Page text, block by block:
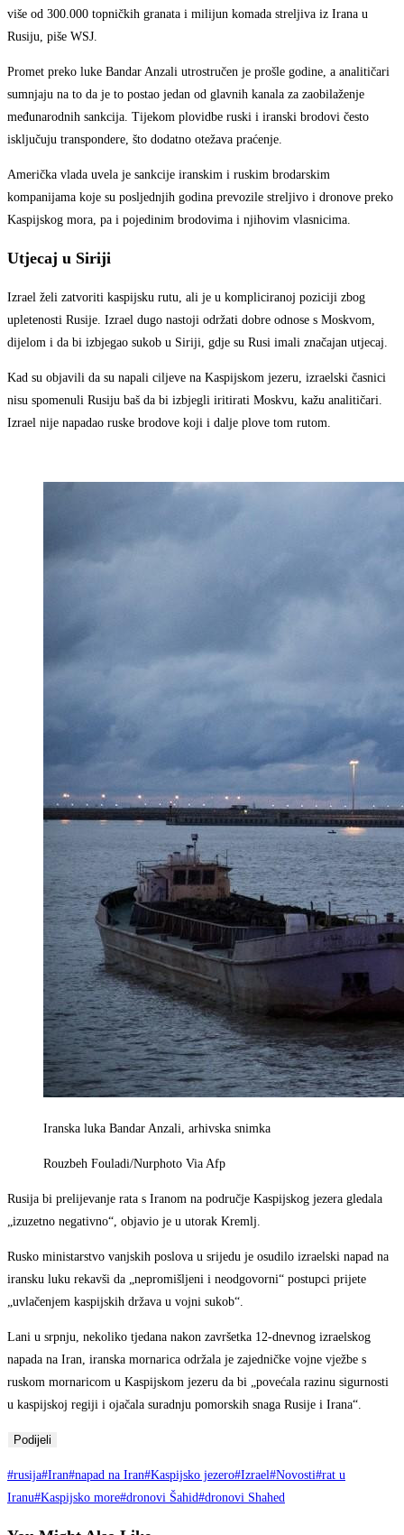
više od 300.000 topničkih granata i milijun komada streljiva iz Irana u
Rusiju, piše WSJ.
Promet preko luke Bandar Anzali utrostručen je prošle godine, a analitičari
sumnjaju na to da je to postao jedan od glavnih kanala za zaobilaženje
međunarodnih sankcija. Tijekom plovidbe ruski i iranski brodovi često
isključuju transpondere, što dodatno otežava praćenje.
Američka vlada uvela je sankcije iranskim i ruskim brodarskim
kompanijama koje su posljednjih godina prevozile streljivo i dronove preko
Kaspijskog mora, pa i pojedinim brodovima i njihovim vlasnicima.
Utjecaj u Siriji
Izrael želi zatvoriti kaspijsku rutu, ali je u kompliciranoj poziciji zbog
upletenosti Rusije. Izrael dugo nastoji održati dobre odnose s Moskvom,
dijelom i da bi izbjegao sukob u Siriji, gdje su Rusi imali značajan utjecaj.
Kad su objavili da su napali ciljeve na Kaspijskom jezeru, izraelski časnici
nisu spomenuli Rusiju baš da bi izbjegli iritirati Moskvu, kažu analitičari.
Izrael nije napadao ruske brodove koji i dalje plove tom rutom.
Iranska luka Bandar Anzali, arhivska snimka
Rouzbeh Fouladi/Nurphoto Via Afp
Rusija bi prelijevanje rata s Iranom na područje Kaspijskog jezera gledala
„izuzetno negativno“, objavio je u utorak Kremlj.
Rusko ministarstvo vanjskih poslova u srijedu je osudilo izraelski napad na
iransku luku rekavši da „nepromišljeni i neodgovorni“ postupci prijete
„uvlačenjem kaspijskih država u vojni sukob“.
Lani u srpnju, nekoliko tjedana nakon završetka 12-dnevnog izraelskog
napada na Iran, iranska mornarica održala je zajedničke vojne vježbe s
ruskom mornaricom u Kaspijskom jezeru da bi „povećala razinu sigurnosti
u kaspijskoj regiji i ojačala suradnju pomorskih snaga Rusije i Irana“.
Podijeli
#rusija#Iran#napad na Iran#Kaspijsko jezero#Izrael#Novosti#rat u
Iranu#Kaspijsko more#dronovi Šahid#dronovi Shahed